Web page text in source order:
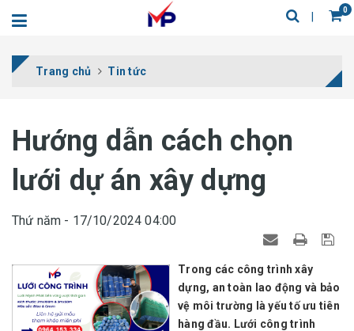
0
Trang chủ Tin tức
Hướng dẫn cách chọn
lưới dự án xây dựng
Thứ năm - 17/10/2024 04:00
Trong các công trình xây
dựng, an toàn lao động và bảo
vệ môi trường là yếu tố ưu tiên
hàng đầu. Lưới công trình